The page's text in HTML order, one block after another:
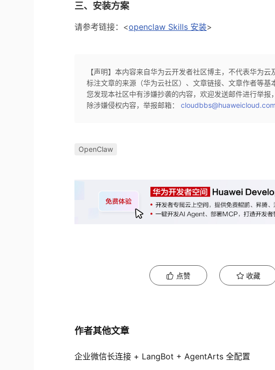
三、安装方案
请参考链接：<openclaw Skills 安装>
【声明】本内容来自华为云开发者社区博主，不代表华为
标注文章的来源（华为云社区）、文章链接、文章作者等
您发现本社区中有涉嫌抄袭的内容，欢迎发送邮件进行举
除涉嫌侵权内容，举报邮箱：cloudbbs@huaweicloud.com
OpenClaw
点赞 收藏
作者其他文章
企业微信长连接 + LangBot + AgentArts 全配置